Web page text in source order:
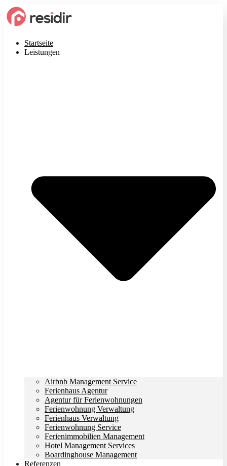
Startseite
Leistungen
Airbnb Management Service
Ferienhaus Agentur
Agentur für Ferienwohnungen
Ferienwohnung Verwaltung
Ferienhaus Verwaltung
Ferienwohnung Service
Ferienimmobilien Management
Hotel Management Services
Boardinghouse Management
Referenzen